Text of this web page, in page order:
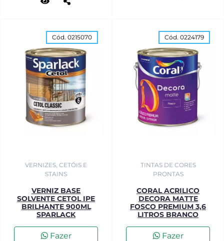
Cód. 0215070
VERNIZES, CETÓIS E
STAINS
VERNIZ BASE
SOLVENTE CETOL IPE
BRILHANTE 900ML
SPARLACK
Fazer
Cód. 0224179
TINTAS DE CORES
PRONTAS
CORAL ACRILICO
DECORA MATTE
FOSCO PREMIUM 3,6
LITROS BRANCO
Fazer